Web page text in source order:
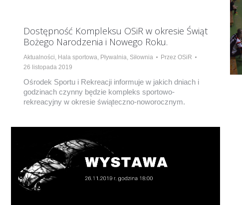
Dostępność Kompleksu OSiR w okresie Świąt
Bożego Narodzenia i Nowego Roku.
Aktualności, Hala sportowa, Pływalnia, Siłownia Przez OSiR
26 listopada 2019
Ośrodek Sportu i Rekreacji informuje w jakich dniach i
godzinach czynny będzie kompleks sportowo-
rekreacyjny w okresie świąteczno-noworocznym.